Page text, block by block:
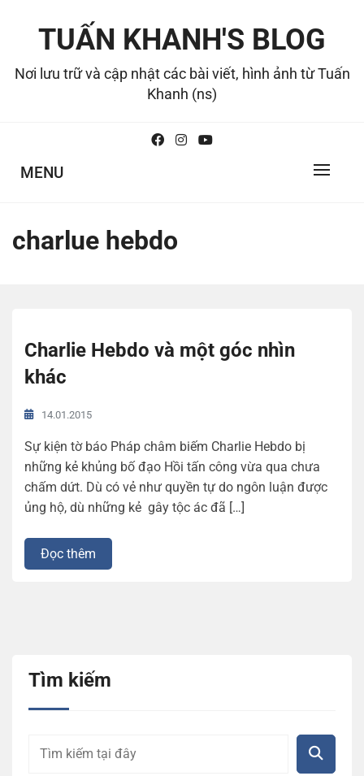
TUẤN KHANH'S BLOG
Nơi lưu trữ và cập nhật các bài viết, hình ảnh từ Tuấn
Khanh (ns)
MENU
charlue hebdo
Charlie Hebdo và một góc nhìn
khác
14.01.2015
Sự kiện tờ báo Pháp châm biếm Charlie Hebdo bị
những kẻ khủng bố đạo Hồi tấn công vừa qua chưa
chấm dứt. Dù có vẻ như quyền tự do ngôn luận được
ủng hộ, dù những kẻ gây tộc ác đã […]
Đọc thêm
Tìm kiếm